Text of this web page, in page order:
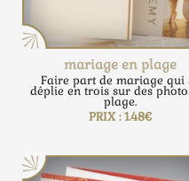
mariage en plage
Faire part de mariage qui
déplie en trois sur des
plage.
PRIX : 1.48€